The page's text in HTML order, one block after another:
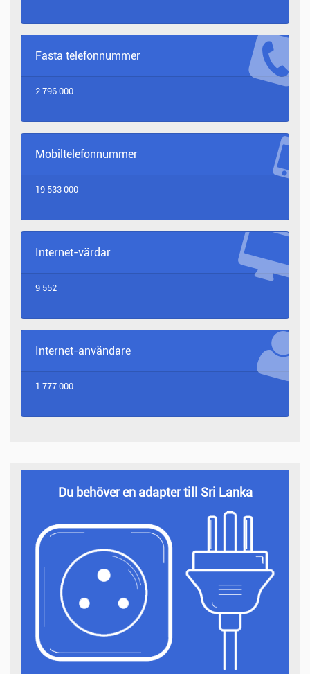
Fasta telefonnummer
2 796 000
Mobiltelefonnummer
19 533 000
Internet-värdar
9 552
Internet-användare
1 777 000
Du behöver en adapter till Sri Lanka